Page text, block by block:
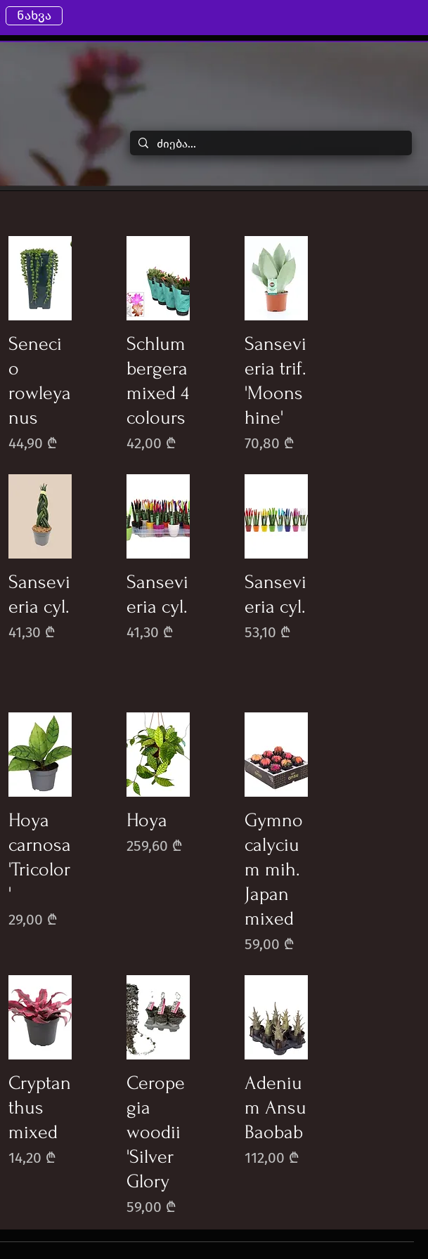
ნახვა
Seneci
o
rowleya
nus
Price
44,90 ₾
Schlum
bergera
mixed 4
colours
Price
42,00 ₾
Sansevi
eria trif.
'Moons
hine'
Price
70,80 ₾
Sansevi
eria cyl.
Price
41,30 ₾
Sansevi
eria cyl.
Price
41,30 ₾
Sansevi
eria cyl.
Price
53,10 ₾
Hoya
carnosa
'Tricolor
'
Price
29,00 ₾
Hoya
Price
259,60 ₾
Gymno
calyciu
m mih.
Japan
mixed
Price
59,00 ₾
Cryptan
thus
mixed
Price
14,20 ₾
Cerope
gia
woodii
'Silver
Glory
Price
59,00 ₾
Adeniu
m Ansu
Baobab
Price
112,00 ₾